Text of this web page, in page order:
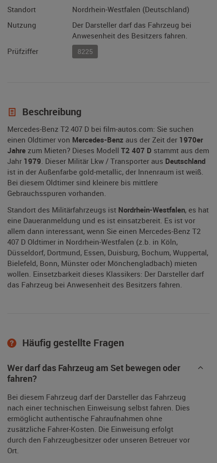
Standort
Nordrhein-Westfalen (Deutschland)
Nutzung
Der Darsteller darf das Fahrzeug bei
Anwesenheit des Besitzers fahren.
Prüfziffer
8225
Beschreibung
Mercedes-Benz T2 407 D bei film-autos.com: Sie suchen
einen Oldtimer von Mercedes-Benz aus der Zeit der 1970er
Jahre zum Mieten? Dieses Modell T2 407 D stammt aus dem
Jahr 1979. Dieser Militär Lkw / Transporter aus Deutschland
ist in der Außenfarbe gold-metallic, der Innenraum ist weiß.
Bei diesem Oldtimer sind kleinere bis mittlere
Gebrauchsspuren vorhanden.
Standort des Militärfahrzeugs ist Nordrhein-Westfalen, es hat
eine Daueranmeldung und es ist einsatzbereit. Es ist vor
allem dann interessant, wenn Sie einen Mercedes-Benz T2
407 D Oldtimer in Nordrhein-Westfalen (z.b. in Köln,
Düsseldorf, Dortmund, Essen, Duisburg, Bochum, Wuppertal,
Bielefeld, Bonn, Münster oder Mönchengladbach) mieten
wollen. Einsetzbarkeit dieses Klassikers: Der Darsteller darf
das Fahrzeug bei Anwesenheit des Besitzers fahren.
Häufig gestellte Fragen
Wer darf das Fahrzeug am Set bewegen oder
fahren?
Bei diesem Fahrzeug darf der Darsteller das Fahrzeug
nach einer technischen Einweisung selbst fahren. Dies
ermöglicht authentische Fahraufnahmen ohne
zusätzliche Fahrer-Kosten. Die Einweisung erfolgt
durch den Fahrzeugbesitzer oder unseren Betreuer vor
Ort.